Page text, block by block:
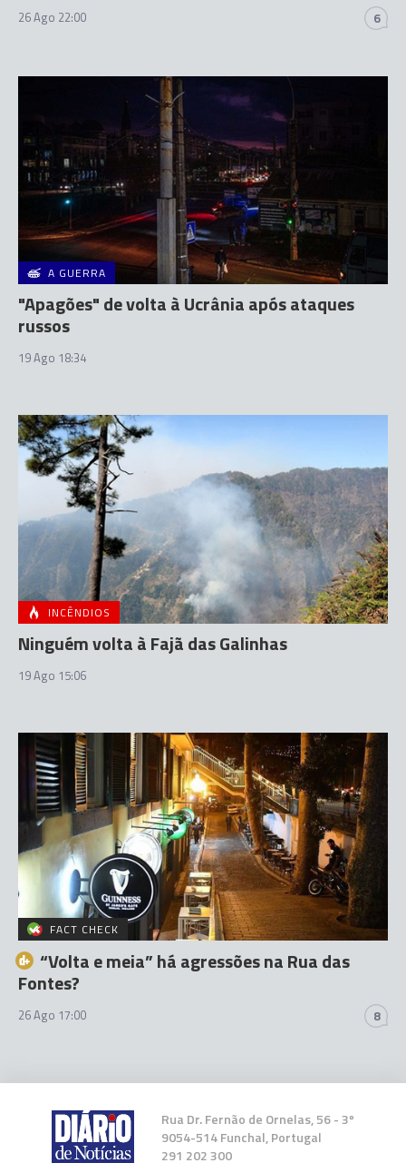
26 Ago 22:00 6
A GUERRA
"Apagões" de volta à Ucrânia após ataques
russos
19 Ago 18:34
INCÊNDIOS
Ninguém volta à Fajã das Galinhas
19 Ago 15:06
FACT CHECK
“Volta e meia” há agressões na Rua das
Fontes?
26 Ago 17:00 8
Rua Dr. Fernão de Ornelas, 56 - 3º
9054-514 Funchal, Portugal
291 202 300